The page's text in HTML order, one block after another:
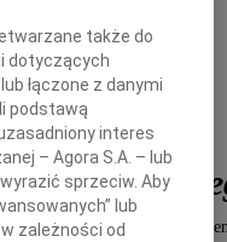
Pana
młodzieży nauczyciela i
także do
dotyczących
łączone z danymi
podstawą
interes
– Agora S.A. – lub
sprzeciw. Aby
lub
zależności od